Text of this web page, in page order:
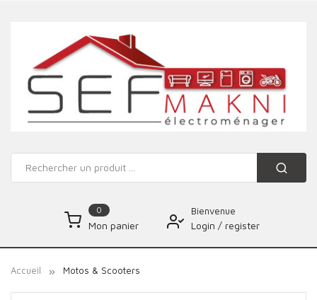
0
Mon panier
Bienvenue
Login / register
Accueil Motos & Scooters